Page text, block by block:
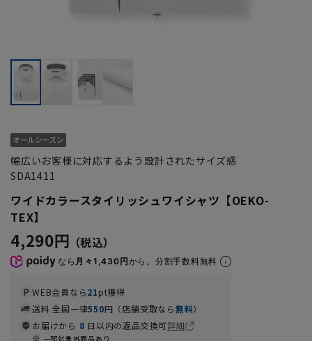
幅広いお客様に対応するよう設計されたサイズ感
SDA1411
ワイドカラースタイリッシュワイシャツ【OEKO-
TEX】
4,290円
なら 月々1,430円から。分割手数料無料
WEB会員なら21pt獲得
送料 全国一律550円（店舗受取なら無料）
お届けから 8 日以内の返品交換可詳細
一部対象外商品あり